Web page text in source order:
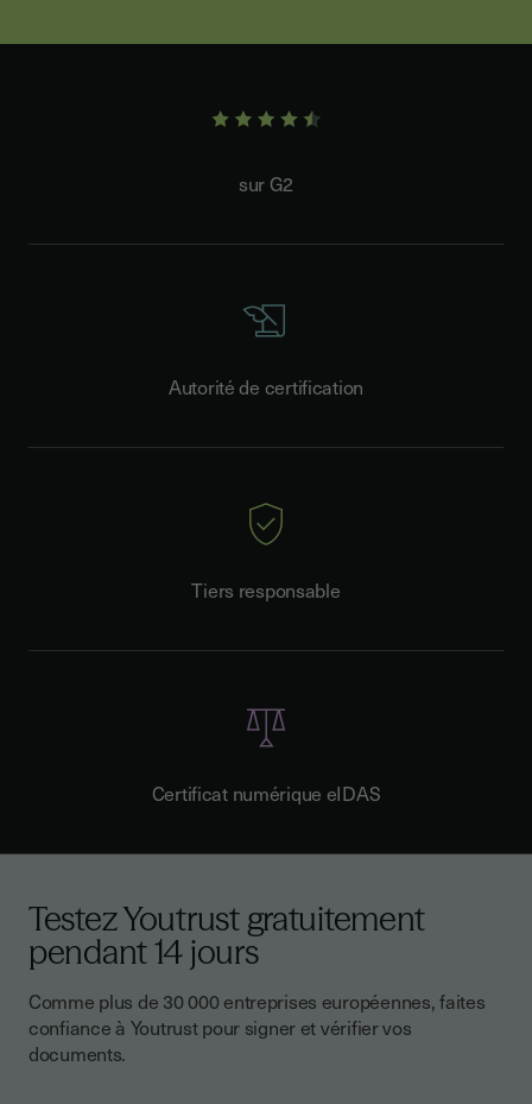
sur G2
Autorité de certification
Tiers responsable
Certificat numérique eIDAS
Testez Youtrust gratuitement
pendant 14 jours
Comme plus de 30 000 entreprises européennes, faites
confiance à Youtrust pour signer et vérifier vos
documents.